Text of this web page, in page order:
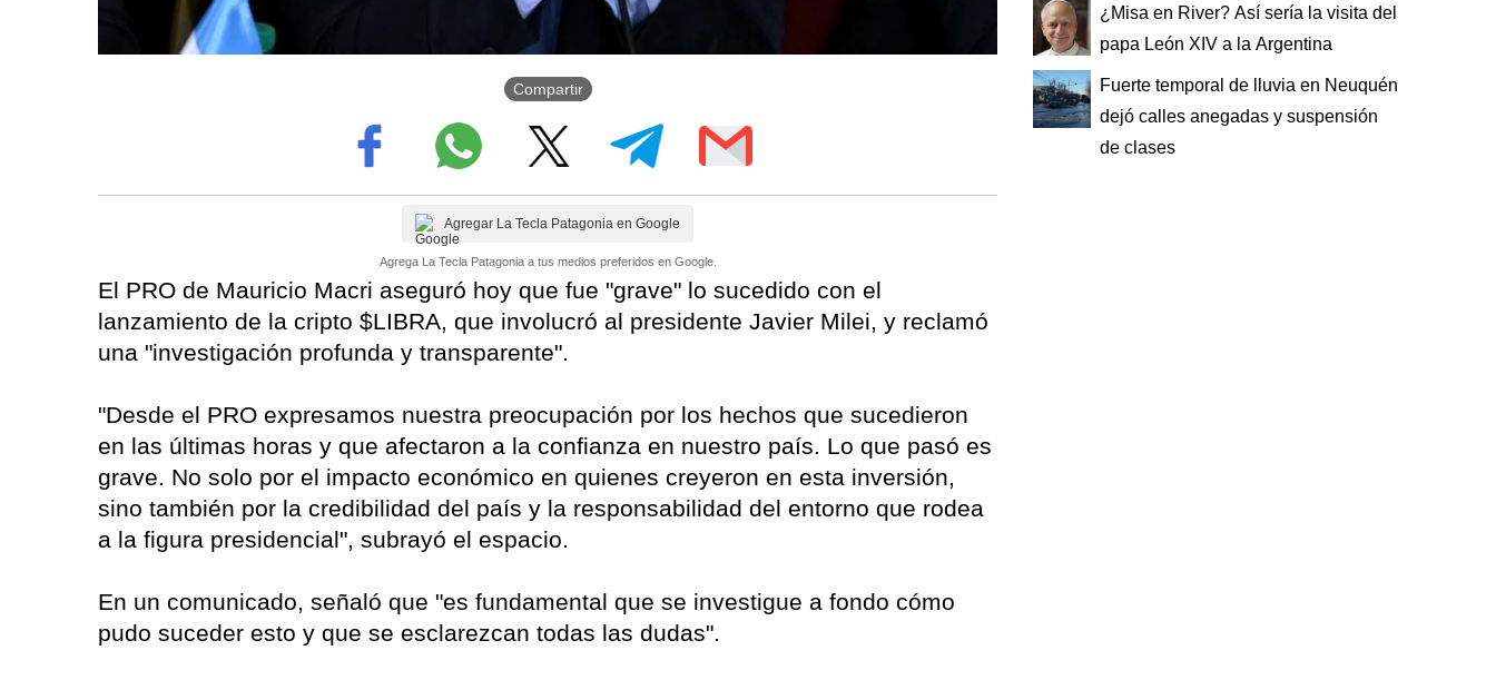
Compartir
Agregar La Tecla Patagonia en Google
Agrega La Tecla Patagonia a tus medios preferidos en Google.
El PRO de Mauricio Macri aseguró hoy que fue "grave" lo sucedido con el
lanzamiento de la cripto $LIBRA, que involucró al presidente Javier Milei, y reclamó
una "investigación profunda y transparente".
"Desde el PRO expresamos nuestra preocupación por los hechos que sucedieron
en las últimas horas y que afectaron a la confianza en nuestro país. Lo que pasó es
grave. No solo por el impacto económico en quienes creyeron en esta inversión,
sino también por la credibilidad del país y la responsabilidad del entorno que rodea
a la figura presidencial", subrayó el espacio.
En un comunicado, señaló que "es fundamental que se investigue a fondo cómo
pudo suceder esto y que se esclarezcan todas las dudas".
¿Misa en River? Así sería la visita del
papa León XIV a la Argentina
Fuerte temporal de lluvia en Neuquén
dejó calles anegadas y suspensión
de clases